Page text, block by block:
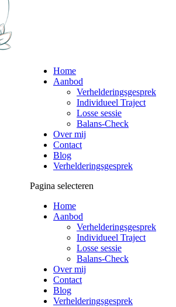
Home
Aanbod
Verhelderingsgesprek
Individueel Traject
Losse sessie
Balans-Check
Over mij
Contact
Blog
Verhelderingsgesprek
Pagina selecteren
Home
Aanbod
Verhelderingsgesprek
Individueel Traject
Losse sessie
Balans-Check
Over mij
Contact
Blog
Verhelderingsgesprek